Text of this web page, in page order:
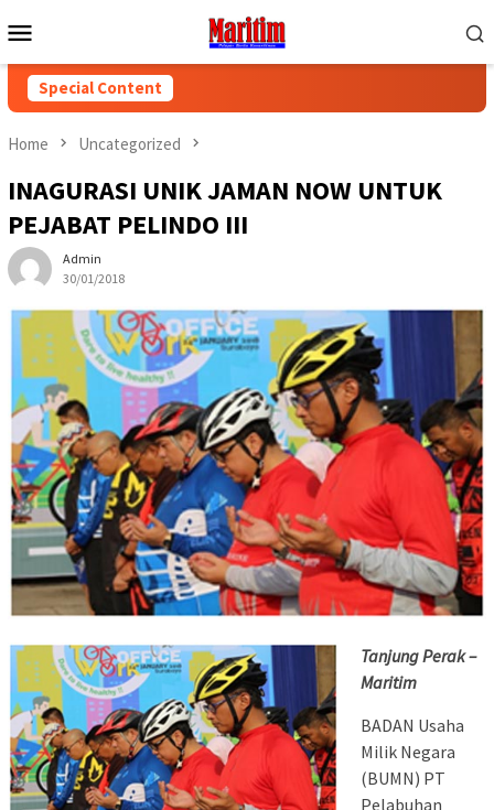
to
Menu
Special Content
Home Uncategorized
INAGURASI UNIK JAMAN NOW UNTUK
PEJABAT PELINDO III
Admin
30/01/2018
Tanjung Perak –
Maritim
BADAN Usaha
Milik Negara
(BUMN) PT
Pelabuhan